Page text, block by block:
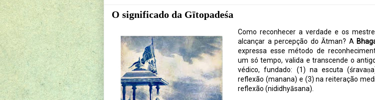
O significado da Gītopadeśa
Como reconhecer a verdade e os
alcançar a percepção do Ātman? A
expressa esse método de
um só tempo, valida e transcende o
védico, fundado: (1) na escuta
reflexão (manana) e (3) na reiteração
reflexão (nididhyāsana).